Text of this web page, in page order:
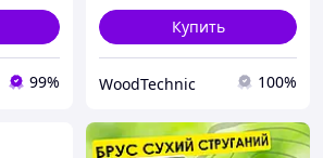
99%
Купить
WoodTechnic 100%